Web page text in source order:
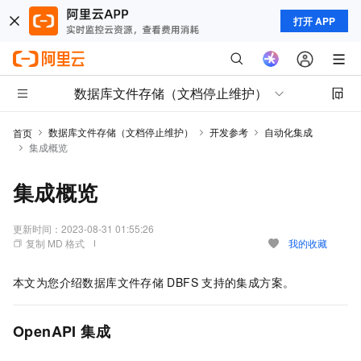
打开 APP
数据库文件存储（文档停止维护）
首页 数据库文件存储（文档停止维护） 开发参考
自动化集成
集成概览
集成概览
更新时间： 2023-08-31 01:55:26
复制 MD 格式
我的收藏
本文为您介绍数据库文件存储 DBFS 支持的集成方案。
OpenAPI 集成